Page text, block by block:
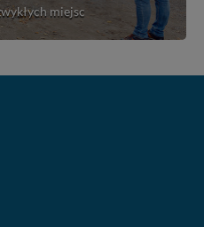
miejsc